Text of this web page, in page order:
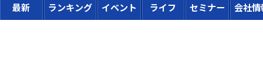
最新 ランキング イベント ライフ セミナー 会社